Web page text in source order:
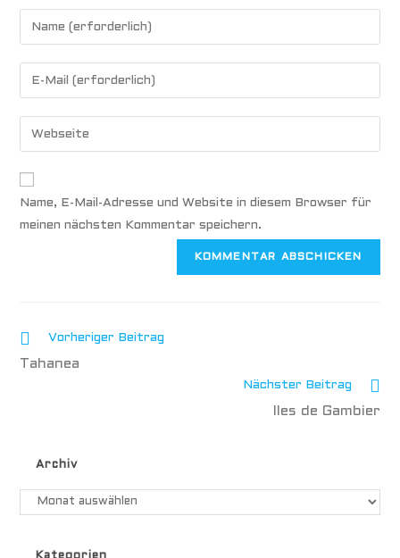
Name, E-Mail-Adresse und Website in diesem Browser für
meinen nächsten Kommentar speichern.
Vorheriger Beitrag
Tahanea
Nächster Beitrag
Iles de Gambier
Archiv